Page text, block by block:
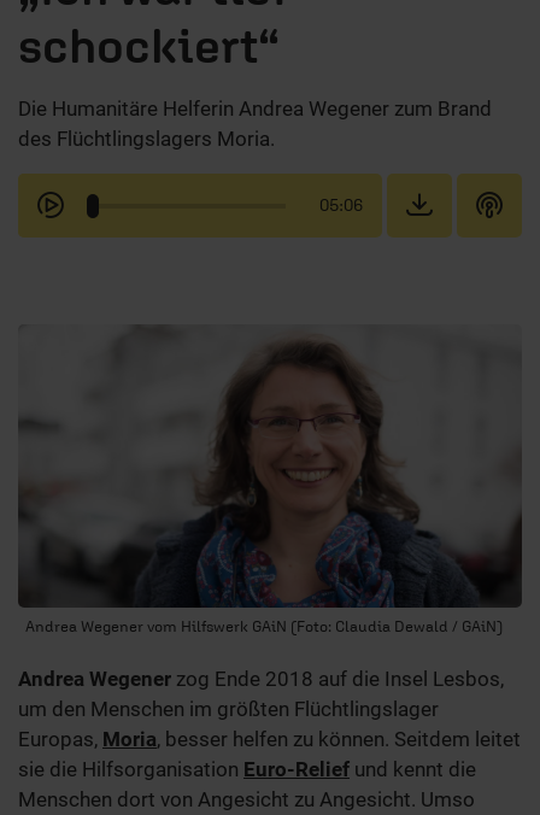
schockiert“
Die Humanitäre Helferin Andrea Wegener zum Brand
des Flüchtlingslagers Moria.
05:06
Andrea Wegener vom Hilfswerk GAiN (Foto: Claudia Dewald / GAiN)
Andrea Wegener zog Ende 2018 auf die Insel Lesbos,
um den Menschen im größten Flüchtlingslager
Europas, Moria, besser helfen zu können. Seitdem leitet
sie die Hilfsorganisation Euro-Relief und kennt die
Menschen dort von Angesicht zu Angesicht. Umso